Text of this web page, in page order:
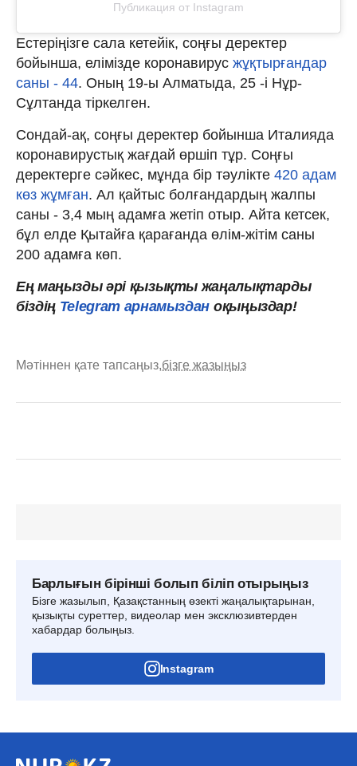
Публикация от Instagram
Естеріңізге сала кетейік, соңғы деректер
бойынша, елімізде коронавирус жұқтырғандар
саны - 44. Оның 19-ы Алматыда, 25 -і Нұр-
Сұлтанда тіркелген.
Сондай-ақ, соңғы деректер бойынша Италияда
коронавирустық жағдай өршіп тұр. Соңғы
деректерге сәйкес, мұнда бір тәулікте 420 адам
көз жұмған. Ал қайтыс болғандардың жалпы
саны - 3,4 мың адамға жетіп отыр. Айта кетсек,
бұл елде Қытайға қарағанда өлім-жітім саны
200 адамға көп.
Ең маңызды әрі қызықты жаңалықтарды
біздің Telegram арнамыздан оқыңыздар!
Мәтіннен қате тапсаңыз,бізге жазыңыз
Барлығын бірінші болып біліп отырыңыз
Бізге жазылып, Қазақстанның өзекті жаңалықтарынан,
қызықты суреттер, видеолар мен эксклюзивтерден
хабардар болыңыз.
Instagram